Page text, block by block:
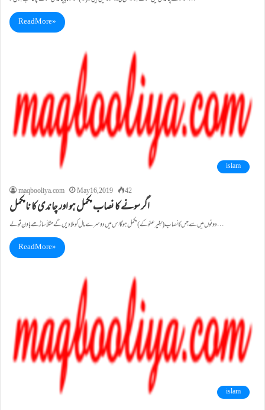
Read More »
islam
maqbooliya.com
May 16, 2019 42
اگر سونے کا نصاب مکمل ہو اور چاندی کا نامکمل
دونوں میں سے جس کا نصاب( بغیر عفو کے)مکمل ہوگا اس میں دوسرے مال کو ملادیں گے مثلاًساڑھے باون تولے…
Read More »
islam